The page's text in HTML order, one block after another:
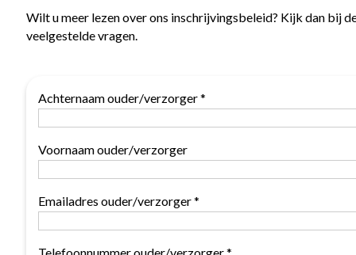
Wilt u meer lezen over ons inschrijvingsbeleid? Kijk dan bij
veelgestelde vragen.
Achternaam ouder/verzorger *
Voornaam ouder/verzorger
Emailadres ouder/verzorger *